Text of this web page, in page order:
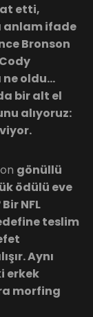
etti,
anlam ifade
Bronson
ne oldu…
bir alt el
alıyoruz:
gönüllü
ödülü eve
NFL
teslim
Aynı
erkek
morfing